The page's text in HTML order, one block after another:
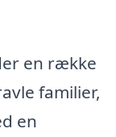
en række
familier,
en